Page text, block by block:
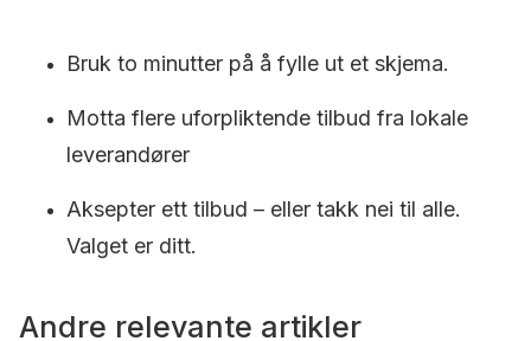
Bruk to minutter på å fylle ut et skjema.
Motta flere uforpliktende tilbud fra lokale
leverandører
Aksepter ett tilbud – eller takk nei til alle.
Valget er ditt.
Andre relevante artikler